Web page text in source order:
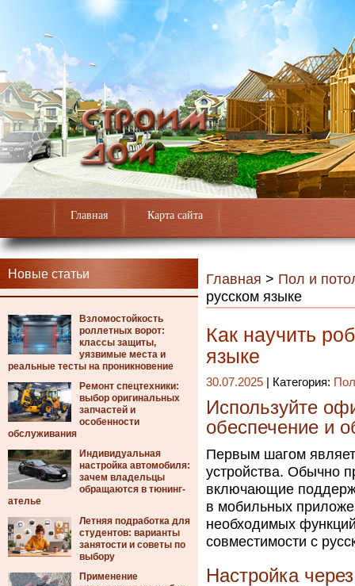
Главная Карта сайта
Новые статьи
Взломостойкость
роллетных ворот:
классы защиты,
уязвимые места и
реальные тесты на проникновение
Ремонт спецтехники:
выбор оригинальных
запчастей и
особенности
обслуживания
Индивидуальная
настройка автомобиля:
зачем владельцы
обращаются в тюнинг-
ателье
Летняя подработка для
студентов: варианты
занятости и советы по
выбору
Применение
Главная > Пол и
русском языке
Как научить
языке
30.07.2025 | Категория:
Используйте
обеспечение и
Первым шагом
устройства. Обычно
включающие
в мобильных
необходимых
совместимости с
Настройка